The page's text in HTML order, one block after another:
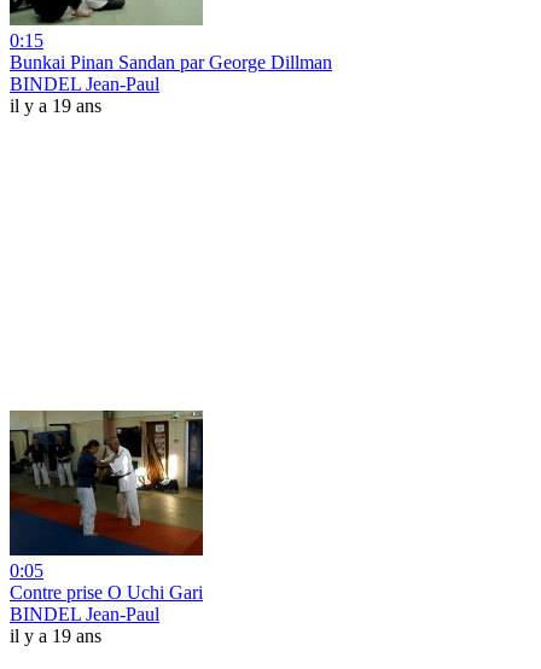
0:15
Bunkai Pinan Sandan par George Dillman
BINDEL Jean-Paul
il y a 19 ans
0:05
Contre prise O Uchi Gari
BINDEL Jean-Paul
il y a 19 ans